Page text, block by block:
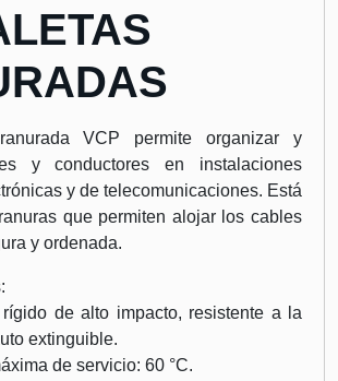
VCP permite organizar y
y conductores en instalaciones
y de telecomunicaciones. Está
que permiten alojar los cables
y ordenada.
de alto impacto, resistente a la
extinguible.
de servicio: 60 °C.